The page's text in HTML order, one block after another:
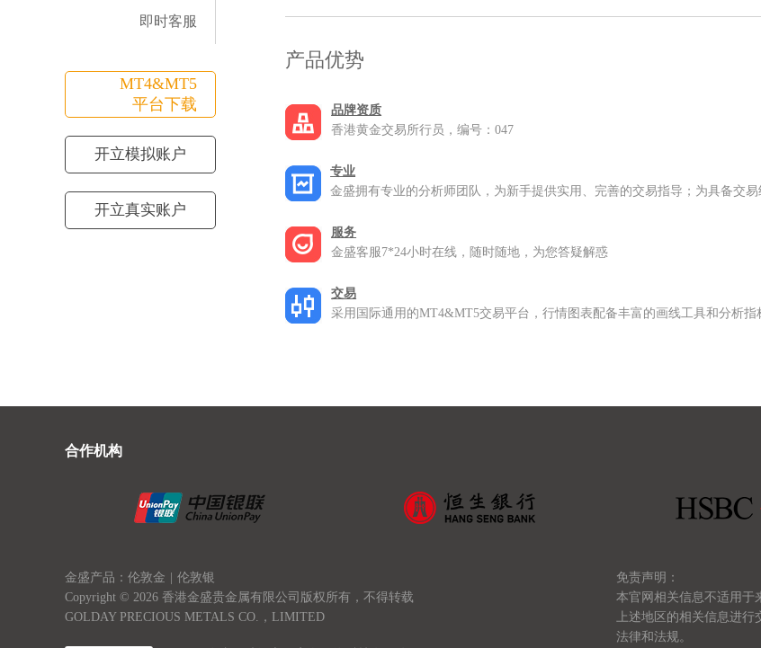
即时客服
MT4&MT5
平台下载
开立模拟账户
开立真实账户
产品优势
品牌资质
香港黄金交易所行员，编号：047
专业
金盛拥有专业的分析师团队，为新手提供实用、完善的交易指导；为具备交
服务
金盛客服7*24小时在线，随时随地，为您答疑解惑
交易
采用国际通用的MT4&MT5交易平台，行情图表配备丰富的画线工具和分析
合作机构
金盛产品：伦敦金
伦敦银
Copyright © 2026 香港金盛贵金属有限公司版权所有，不得转载
GOLDAY PRECIOUS METALS CO.，LIMITED
免责声明：
本官网相关信息不适用于
上述地区的相关信息进
法律和法规。